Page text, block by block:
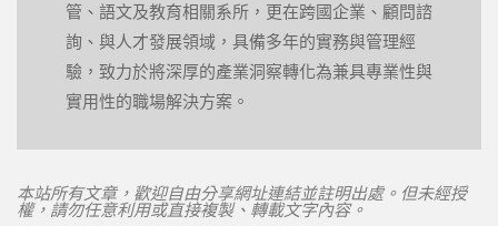
管、語文及教育相關系所，更在跨國企業、顧問諮
詢、與人才發展領域，具備多年的實務與管理經
驗，致力於將深厚的產業洞察轉化為兼具專業性與
實用性的職場解決方案。
本站所有文章，歡迎自由分享網址連結並註明出處。但未經授
權，請勿任意利用或直接複製、轉載文字內容。